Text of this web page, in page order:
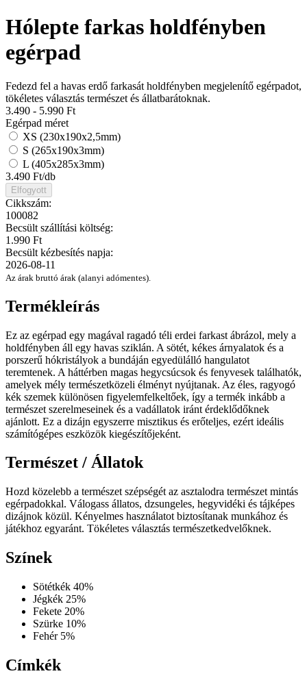
Hólepte farkas holdfényben
egérpad
Fedezd fel a havas erdő farkasát holdfényben megjelenítő egérpadot,
tökéletes választás természet és állatbarátoknak.
3.490 - 5.990 Ft
Egérpad méret
XS (230x190x2,5mm)
S (265x190x3mm)
L (405x285x3mm)
3.490 Ft/db
Elfogyott
Cikkszám:
100082
Becsült szállítási költség:
1.990 Ft
Becsült kézbesítés napja:
2026-08-11
Az árak bruttó árak (alanyi adómentes).
Termékleírás
Ez az egérpad egy magával ragadó téli erdei farkast ábrázol, mely a
holdfényben áll egy havas sziklán. A sötét, kékes árnyalatok és a
porszerű hókristályok a bundáján egyedülálló hangulatot
teremtenek. A háttérben magas hegycsúcsok és fenyvesek találhatók,
amelyek mély természetközeli élményt nyújtanak. Az éles, ragyogó
kék szemek különösen figyelemfelkeltőek, így a termék inkább a
természet szerelmeseinek és a vadállatok iránt érdeklődőknek
ajánlott. Ez a dizájn egyszerre misztikus és erőteljes, ezért ideális
számítógépes eszközök kiegészítőjeként.
Természet / Állatok
Hozd közelebb a természet szépségét az asztalodra természet mintás
egérpadokkal. Válogass állatos, dzsungeles, hegyvidéki és tájképes
dizájnok közül. Kényelmes használatot biztosítanak munkához és
játékhoz egyaránt. Tökéletes választás természetkedvelőknek.
Színek
Sötétkék 40%
Jégkék 25%
Fekete 20%
Szürke 10%
Fehér 5%
Címkék